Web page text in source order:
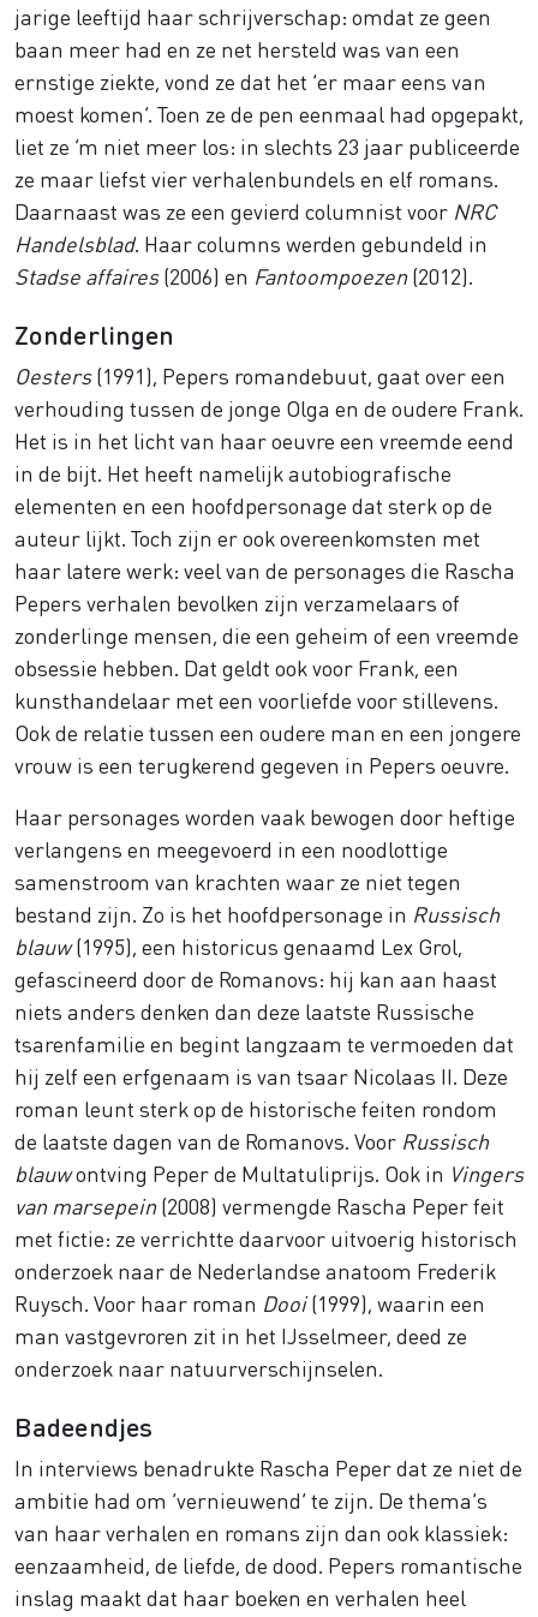
jarige leeftijd haar schrijverschap: omdat ze geen
baan meer had en ze net hersteld was van een
ernstige ziekte, vond ze dat het ‘er maar eens van
moest komen’. Toen ze de pen eenmaal had opgepakt,
liet ze ‘m niet meer los: in slechts 23 jaar publiceerde
ze maar liefst vier verhalenbundels en elf romans.
Daarnaast was ze een gevierd columnist voor NRC
Handelsblad. Haar columns werden gebundeld in
Stadse affaires(2006) en Fantoompoezen(2012).
Zonderlingen
Oesters(1991), Pepers romandebuut, gaat over een
verhouding tussen de jonge Olga en de oudere Frank.
Het is in het licht van haar oeuvre een vreemde eend
in de bijt. Het heeft namelijk autobiografische
elementen en een hoofdpersonage dat sterk op de
auteur lijkt. Toch zijn er ook overeenkomsten met
haar latere werk: veel van de personages die Rascha
Pepers verhalen bevolken zijn verzamelaars of
zonderlinge mensen, die een geheim of een vreemde
obsessie hebben. Dat geldt ook voor Frank, een
kunsthandelaar met een voorliefde voor stillevens.
Ook de relatie tussen een oudere man en een jongere
vrouw is een terugkerend gegeven in Pepers oeuvre.
Haar personages worden vaak bewogen door heftige
verlangens en meegevoerd in een noodlottige
samenstroom van krachten waar ze niet tegen
bestand zijn. Zo is het hoofdpersonage in Russisch
blauw(1995), een historicus genaamd Lex Grol,
gefascineerd door de Romanovs: hij kan aan haast
niets anders denken dan deze laatste Russische
tsarenfamilie en begint langzaam te vermoeden dat
hij zelf een erfgenaam is van tsaar Nicolaas II. Deze
roman leunt sterk op de historische feiten rondom
de laatste dagen van de Romanovs. Voor Russisch
blauwontving Peper de Multatuliprijs. Ook in Vingers
van marsepein(2008) vermengde Rascha Peper feit
met fictie: ze verrichtte daarvoor uitvoerig historisch
onderzoek naar de Nederlandse anatoom Frederik
Ruysch. Voor haar roman Dooi(1999), waarin een
man vastgevroren zit in het IJsselmeer, deed ze
onderzoek naar natuurverschijnselen.
Badeendjes
In interviews benadrukte Rascha Peper dat ze niet de
ambitie had om ‘vernieuwend’ te zijn. De thema’s
van haar verhalen en romans zijn dan ook klassiek:
eenzaamheid, de liefde, de dood. Pepers romantische
inslag maakt dat haar boeken en verhalen heel